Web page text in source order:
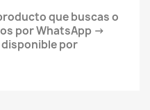
que buscas o
por WhatsApp →
disponible por